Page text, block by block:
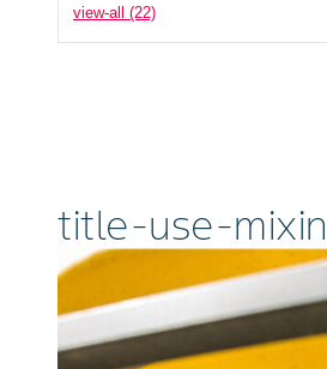
view-all (22)
title-use-